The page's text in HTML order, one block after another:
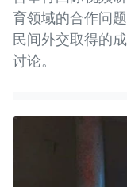
育领域的合作问
民间外交取得的
讨论。